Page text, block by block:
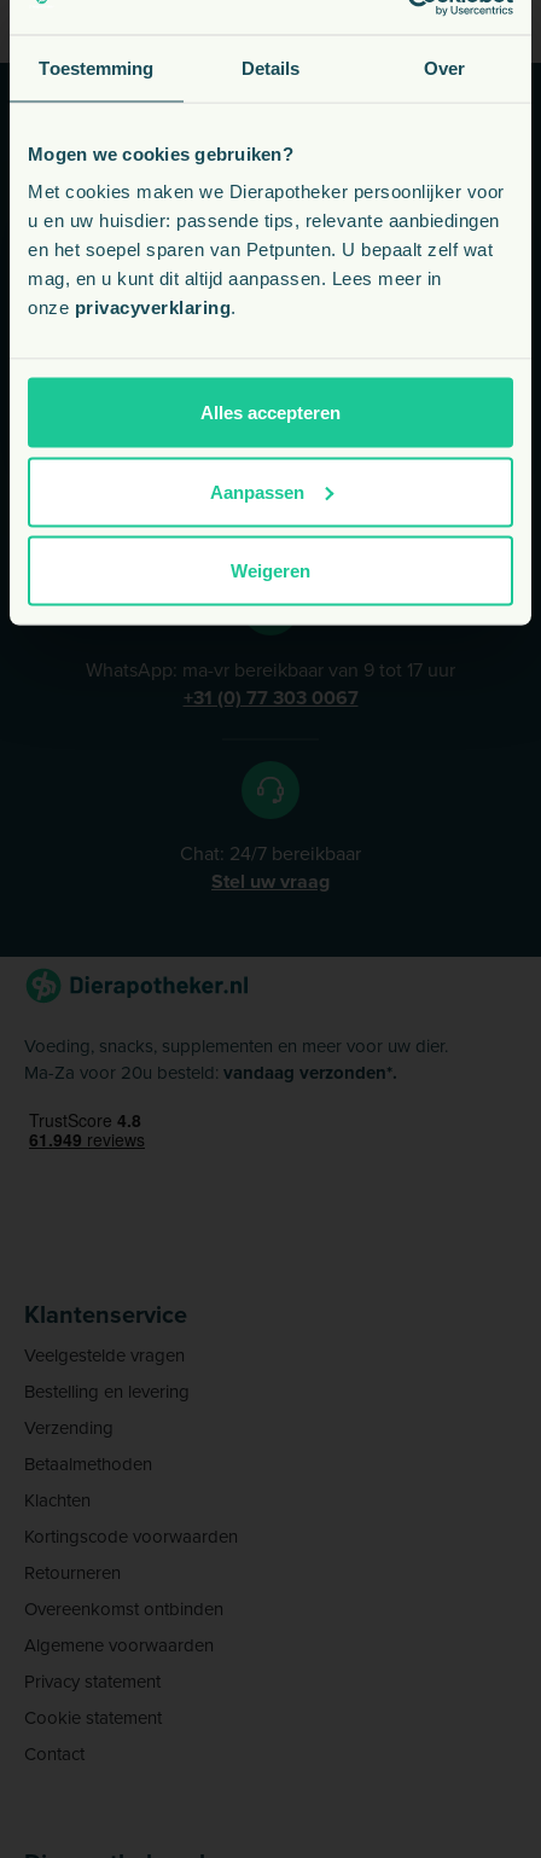
Toestemming Details Over
Mogen we cookies gebruiken?
Met cookies maken we Dierapotheker persoonlijker voor
u en uw huisdier: passende tips, relevante aanbiedingen
en het soepel sparen van Petpunten. U bepaalt zelf wat
mag, en u kunt dit altijd aanpassen. Lees meer in
onze privacyverklaring.
Alles accepteren
Aanpassen
Weigeren
Telefoon: ma-vr bereikbaar van 9 tot 13 uur
E-mail: binnen één werkdag onze reactie
WhatsApp: ma-vr bereikbaar van 9 tot 17 uur
+31 (0) 77 303 0067
Chat: 24/7 bereikbaar
Stel uw vraag
Voeding, snacks, supplementen en meer voor uw dier.
Ma-Za voor 20u besteld: vandaag verzonden*.
Klantenservice
Veelgestelde vragen
Bestelling en levering
Verzending
Betaalmethoden
Klachten
Kortingscode voorwaarden
Retourneren
Overeenkomst ontbinden
Algemene voorwaarden
Privacy statement
Cookie statement
Contact
Kies uw land: